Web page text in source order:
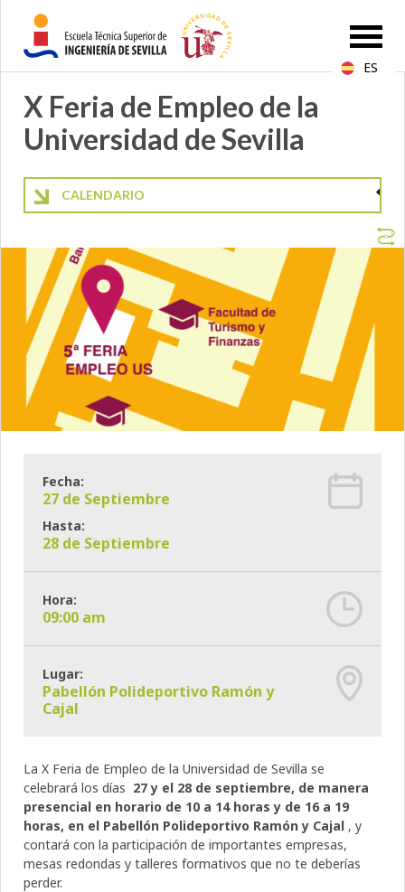
X Feria de Empleo de la
Universidad de Sevilla
Fecha:
27 de Septiembre
Hasta:
28 de Septiembre
Hora:
09:00 am
Lugar:
Pabellón Polideportivo Ramón y
Cajal
La X Feria de Empleo de la Universidad de Sevilla se
celebrará los días 27 y el 28 de septiembre, de manera
presencial en horario de 10 a 14 horas y de 16 a 19
horas, en el Pabellón Polideportivo Ramón y Cajal , y
contará con la participación de importantes empresas,
mesas redondas y talleres formativos que no te deberías
perder.
CALENDARIO
ES